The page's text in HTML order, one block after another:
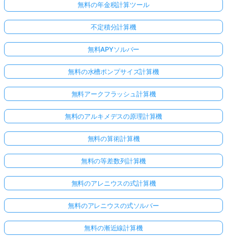
無料の年金税計算ツール
不定積分計算機
無料APYソルバー
無料の水槽ポンプサイズ計算機
無料アークフラッシュ計算機
無料のアルキメデスの原理計算機
無料の算術計算機
無料の等差数列計算機
無料のアレニウスの式計算機
無料のアレニウスの式ソルバー
無料の漸近線計算機